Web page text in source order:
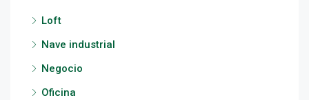
Loft
Nave industrial
Negocio
Oficina